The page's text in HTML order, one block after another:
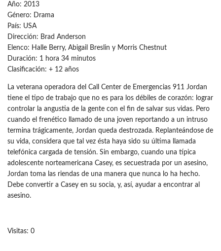
Año: 2013
Género: Drama
País: USA
Dirección: Brad Anderson
Elenco: Halle Berry, Abigail Breslin y Morris Chestnut
Duración: 1 hora 34 minutos
Clasificación: + 12 años
La veterana operadora del Call Center de Emergencias 911 Jordan
tiene el tipo de trabajo que no es para los débiles de corazón: lograr
controlar la angustia de la gente con el fin de salvar sus vidas. Pero
cuando el frenético llamado de una joven reportando a un intruso
termina trágicamente, Jordan queda destrozada. Replanteándose de
su vida, considera que tal vez ésta haya sido su última llamada
telefónica cargada de tensión. Sin embargo, cuando una típica
adolescente norteamericana Casey, es secuestrada por un asesino,
Jordan toma las riendas de una manera que nunca lo ha hecho.
Debe convertir a Casey en su socia, y, así, ayudar a encontrar al
asesino.
Visitas: 0